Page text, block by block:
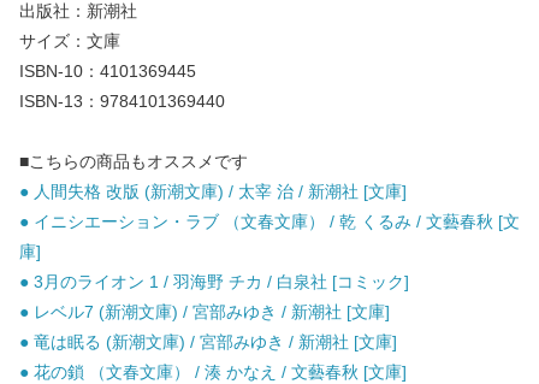
出版社：新潮社
サイズ：文庫
ISBN-10：4101369445
ISBN-13：9784101369440
■こちらの商品もオススメです
● 人間失格 改版 (新潮文庫) / 太宰 治 / 新潮社 [文庫]
● イニシエーション・ラブ （文春文庫） / 乾 くるみ / 文藝春秋 [文
庫]
● 3月のライオン 1 / 羽海野 チカ / 白泉社 [コミック]
● レベル7 (新潮文庫) / 宮部みゆき / 新潮社 [文庫]
● 竜は眠る (新潮文庫) / 宮部みゆき / 新潮社 [文庫]
● 花の鎖 （文春文庫） / 湊 かなえ / 文藝春秋 [文庫]